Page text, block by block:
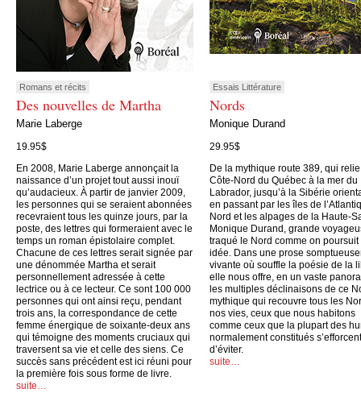
Romans et récits
Des nouvelles de Martha
Marie Laberge
19.95$
En 2008, Marie Laberge annonçait la
naissance d’un projet tout aussi inouï
qu’audacieux. À partir de janvier 2009,
les personnes qui se seraient abonnées
recevraient tous les quinze jours, par la
poste, des lettres qui formeraient avec le
temps un roman épistolaire complet.
Chacune de ces lettres serait signée par
une dénommée Martha et serait
personnellement adressée à cette
lectrice ou à ce lecteur. Ce sont 100 000
personnes qui ont ainsi reçu, pendant
trois ans, la correspondance de cette
femme énergique de soixante-deux ans
qui témoigne des moments cruciaux qui
traversent sa vie et celle des siens. Ce
succès sans précédent est ici réuni pour
la première fois sous forme de livre.
suite…
Essais Littérature
Nords
Monique Durand
29.95$
De la mythique route 389, qui
Côte-Nord du Québec à la mer du
Labrador, jusqu’à la Sibérie
en passant par les îles de
Nord et les alpages de la Haute-
Monique Durand, grande
traqué le Nord comme on poursuit
idée. Dans une prose
vivante où souffle la poésie de la
elle nous offre, en un vaste
les multiples déclinaisons de ce
mythique qui recouvre tous les
nos vies, ceux que nous habitons
comme ceux que la plupart des
normalement constitués s’efforcent
d’éviter.
suite…